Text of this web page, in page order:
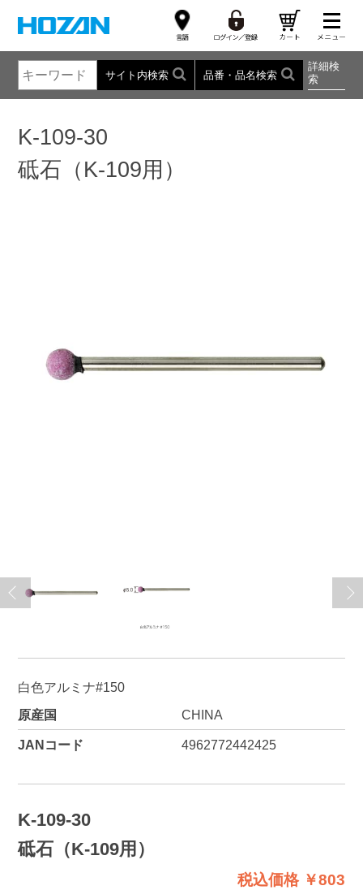
サイト内検索 品番・品名検索
詳細検
索
K-109-30
砥石（K-109用）
白色アルミナ#150
原産国
CHINA
JANコード 4962772442425
K-109-30
砥石（K-109用）
税込価格 ￥803